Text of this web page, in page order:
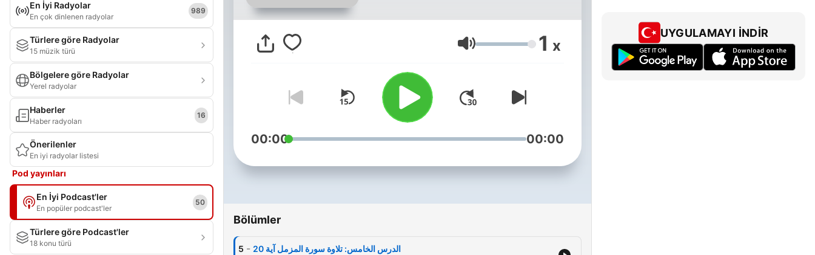
En İyi Radyolar
En çok dinlenen radyolar
989
Türlere göre Radyolar
15 müzik türü
Bölgelere göre Radyolar
Yerel radyolar
Haberler
Haber radyoları
16
Önerilenler
En iyi radyolar listesi
Pod yayınları
En İyi Podcast'ler
En popüler podcast'ler
50
Türlere göre Podcast'ler
18 konu türü
Ses 1 x
00:00 00:00
Bölümler
5 - الدرس الخامس: تلاوة سورة المزمل آية 20
UYGULAMAYI İNDIR